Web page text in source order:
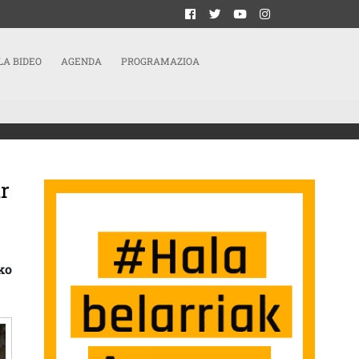
BIDEO AGENDA PROGRAMAZIOA
INTENCIÓN NI APOYO PARA SACAR A RELUCIR LA VERDAD” SARRERAN